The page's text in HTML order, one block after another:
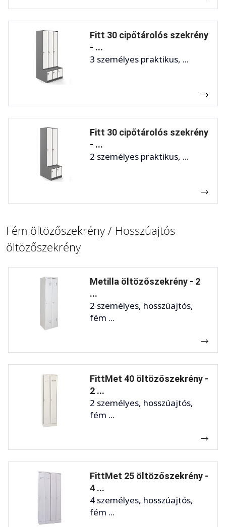
Fitt 30 cipőtárolós szekrény
- ...
3 személyes praktikus, ...
Fitt 30 cipőtárolós szekrény
- ...
2 személyes praktikus, ...
Fém öltözőszekrény / Hosszúajtós
öltözőszekrény
Metilla öltözőszekrény - 2
...
2 személyes, hosszúajtós,
fém ...
FittMet 40 öltözőszekrény -
2 ...
2 személyes, hosszúajtós,
fém ...
FittMet 25 öltözőszekrény -
4 ...
4 személyes, hosszúajtós,
fém ...